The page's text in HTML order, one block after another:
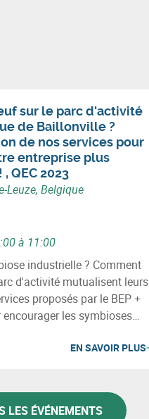
sur le parc d'activité
de Baillonville ?
de nos services pour
entreprise plus
QEC 2023
Leuze, Belgique
à 11:00
industrielle ? Comment
d'activité mutualisent leurs
proposés par le BEP +
les symbioses
EN SAVOIR PLUS
LES ÉVÉNEMENTS